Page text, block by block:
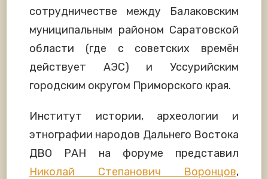
сотрудничестве между Балаковским
муниципальным районом Саратовской
области (где с советских времён
действует АЭС) и Уссурийским
городским округом Приморского края.
Институт истории, археологии и
этнографии народов Дальнего Востока
ДВО РАН на форуме представил
Николай Степанович Воронцов,